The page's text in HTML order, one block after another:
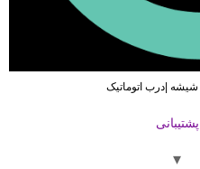
|درب اتوماتیک
پشتیبانی